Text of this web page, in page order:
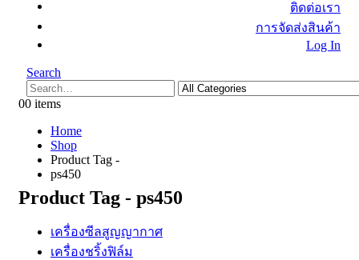
ติดต่อเรา
การจัดส่งสินค้า
Log In
Search
00 items
Home
Shop
Product Tag -
ps450
Product Tag - ps450
เครื่องซีลสูญญากาศ
เครื่องชริ้งฟิล์ม